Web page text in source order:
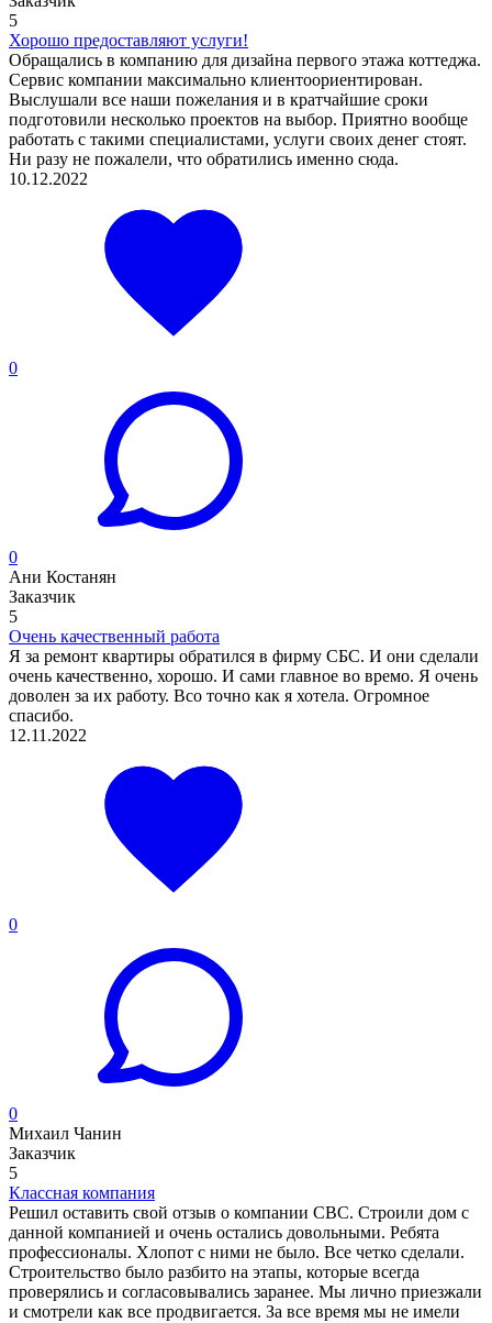
5
Хорошо предоставляют услуги!
Обращались в компанию для дизайна первого этажа коттеджа.
Сервис компании максимально клиентоориентирован.
Выслушали все наши пожелания и в кратчайшие сроки
подготовили несколько проектов на выбор. Приятно вообще
работать с такими специалистами, услуги своих денег стоят.
Ни разу не пожалели, что обратились именно сюда.
10.12.2022
0
0
Ани Костанян
Заказчик
5
Очень качественный работа
Я за ремонт квартиры обратился в фирму СБС. И они сделали
очень качественно, хорошо. И сами главное во времо. Я очень
доволен за их работу. Всо точно как я хотела. Огромное
спасибо.
12.11.2022
0
0
Михаил Чанин
Заказчик
5
Классная компания
Решил оставить свой отзыв о компании CBC. Строили дом с
данной компанией и очень остались довольными. Ребята
профессионалы. Хлопот с ними не было. Все четко сделали.
Строительство было разбито на этапы, которые всегда
проверялись и согласовывались заранее. Мы лично приезжали
и смотрели как все продвигается. За все время мы не имели